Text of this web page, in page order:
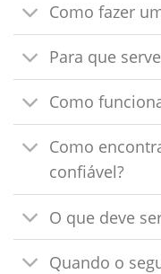
Como fazer
Para que
Como
Como
confiável?
O que deve
Quando o